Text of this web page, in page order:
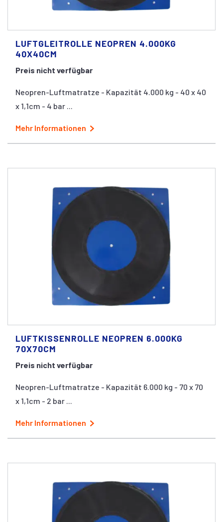
LUFTGLEITROLLE NEOPREN 4.000KG
40X40CM
Preis nicht verfügbar
Neopren-Luftmatratze - Kapazität 4.000 kg - 40 x 40
x 1,1cm - 4 bar ...
Mehr Informationen
LUFTKISSENROLLE NEOPREN 6.000KG
70X70CM
Preis nicht verfügbar
Neopren-Luftmatratze - Kapazität 6.000 kg - 70 x 70
x 1,1cm - 2 bar ...
Mehr Informationen